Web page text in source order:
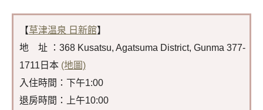
【草津温泉 日新館】
地 址 ：368 Kusatsu, Agatsuma District, Gunma 377-
1711日本 (地圖)
入住時間：下午1:00
退房時間：上午10:00